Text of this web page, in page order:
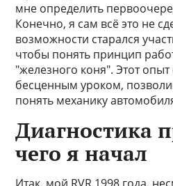
мне определить
Конечно, я сам всё это не
возможности старался
чтобы понять принцип
"железного коня". Этот опыт
бесценным уроком,
понять механику
Диагностика
чего я начал